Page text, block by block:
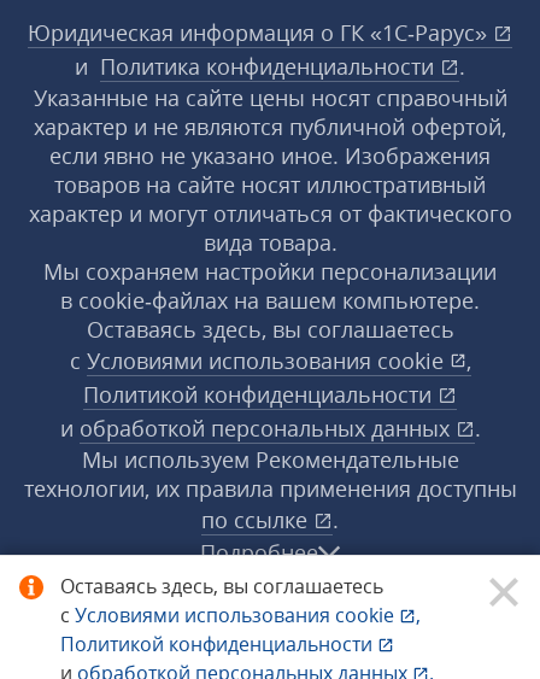
Оставаясь здесь, вы соглашаетесь
с Условиями использования cookie
,
Политикой конфиденциальности
и обработкой персональных данных .
Юридическая информация о ГК «1С‑Рарус»
и Политика конфиденциальности
.
Указанные на сайте цены носят справочный
характер и не являются публичной офертой,
если явно не указано иное. Изображения
товаров на сайте носят иллюстративный
характер и могут отличаться от фактического
вида товара.
Мы сохраняем настройки персонализации
в cookie‑файлах на вашем компьютере.
Оставаясь здесь, вы соглашаетесь
с Условиями использования cookie
,
Политикой конфиденциальности
и обработкой персональных данных
.
Мы используем Рекомендательные
технологии, их правила применения доступны
по ссылке
.
Подробнее
© 1998−2026 «1С‑Рарус» ®. Все права
защищены.